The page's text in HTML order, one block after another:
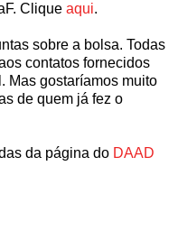
Clique aqui.
sobre a bolsa. Todas
contatos fornecidos
Mas gostaríamos muito
de quem já fez o
da página do DAAD